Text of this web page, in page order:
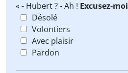
« - Hubert ? - Ah ! Excusez-moi
Désolé
Volontiers
Avec plaisir
Pardon